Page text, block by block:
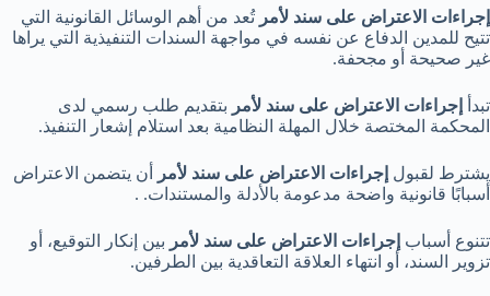
إجراءات الاعتراض على سند لأمر تُعد من أهم الوسائل القانونية التي
تتيح للمدين الدفاع عن نفسه في مواجهة السندات التنفيذية التي يراها
غير صحيحة أو مجحفة.
تبدأ إجراءات الاعتراض على سند لأمر بتقديم طلب رسمي لدى
المحكمة المختصة خلال المهلة النظامية بعد استلام إشعار التنفيذ.
يشترط لقبول إجراءات الاعتراض على سند لأمر
أن يتضمن الاعتراض
أسبابًا قانونية واضحة مدعومة بالأدلة والمستندات. .
تتنوع أسباب إجراءات الاعتراض على سند لأمر بين إنكار التوقيع، أو
تزوير السند، أو انتهاء العلاقة التعاقدية بين الطرفين.